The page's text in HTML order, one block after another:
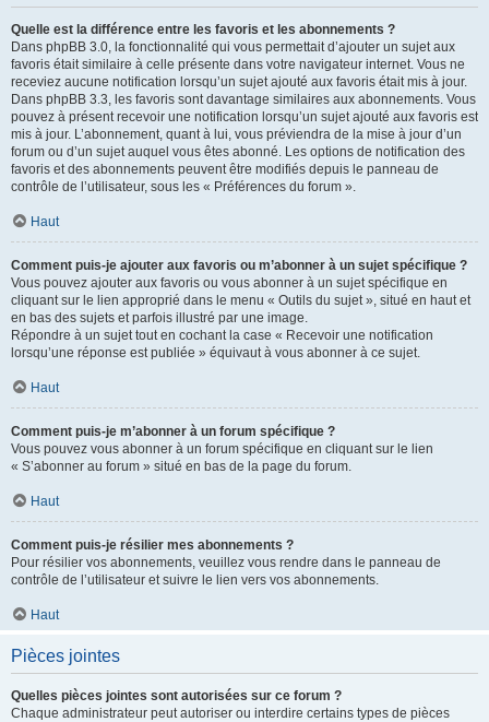
Quelle est la différence entre les favoris et les abonnements ?
Dans phpBB 3.0, la fonctionnalité qui vous permettait d’ajouter un sujet aux
favoris était similaire à celle présente dans votre navigateur internet. Vous ne
receviez aucune notification lorsqu’un sujet ajouté aux favoris était mis à jour.
Dans phpBB 3.3, les favoris sont davantage similaires aux abonnements. Vous
pouvez à présent recevoir une notification lorsqu’un sujet ajouté aux favoris est
mis à jour. L’abonnement, quant à lui, vous préviendra de la mise à jour d’un
forum ou d’un sujet auquel vous êtes abonné. Les options de notification des
favoris et des abonnements peuvent être modifiés depuis le panneau de
contrôle de l’utilisateur, sous les « Préférences du forum ».
Haut
Comment puis-je ajouter aux favoris ou m’abonner à un sujet spécifique ?
Vous pouvez ajouter aux favoris ou vous abonner à un sujet spécifique en
cliquant sur le lien approprié dans le menu « Outils du sujet », situé en haut et
en bas des sujets et parfois illustré par une image.
Répondre à un sujet tout en cochant la case « Recevoir une notification
lorsqu’une réponse est publiée » équivaut à vous abonner à ce sujet.
Haut
Comment puis-je m’abonner à un forum spécifique ?
Vous pouvez vous abonner à un forum spécifique en cliquant sur le lien
« S’abonner au forum » situé en bas de la page du forum.
Haut
Comment puis-je résilier mes abonnements ?
Pour résilier vos abonnements, veuillez vous rendre dans le panneau de
contrôle de l’utilisateur et suivre le lien vers vos abonnements.
Haut
Pièces jointes
Quelles pièces jointes sont autorisées sur ce forum ?
Chaque administrateur peut autoriser ou interdire certains types de pièces